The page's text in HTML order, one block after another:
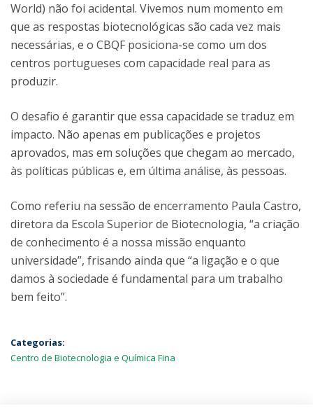
World) não foi acidental. Vivemos num momento em
que as respostas biotecnológicas são cada vez mais
necessárias, e o CBQF posiciona-se como um dos
centros portugueses com capacidade real para as
produzir.
O desafio é garantir que essa capacidade se traduz em
impacto. Não apenas em publicações e projetos
aprovados, mas em soluções que chegam ao mercado,
às políticas públicas e, em última análise, às pessoas.
Como referiu na sessão de encerramento Paula Castro,
diretora da Escola Superior de Biotecnologia, “a criação
de conhecimento é a nossa missão enquanto
universidade”, frisando ainda que “a ligação e o que
damos à sociedade é fundamental para um trabalho
bem feito”.
Categorias:
Centro de Biotecnologia e Química Fina